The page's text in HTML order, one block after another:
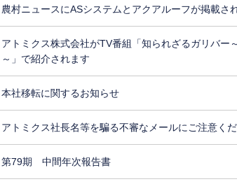
農村ニュースにASシステムとアクアルーフが掲載さ
アトミクス株式会社がTV番組「知られざるガリバー
～」で紹介されます
本社移転に関するお知らせ
アトミクス社長名等を騙る不審なメールにご注意く
第79期 中間年次報告書